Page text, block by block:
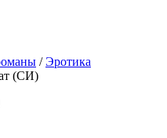
/Эротика
(СИ)